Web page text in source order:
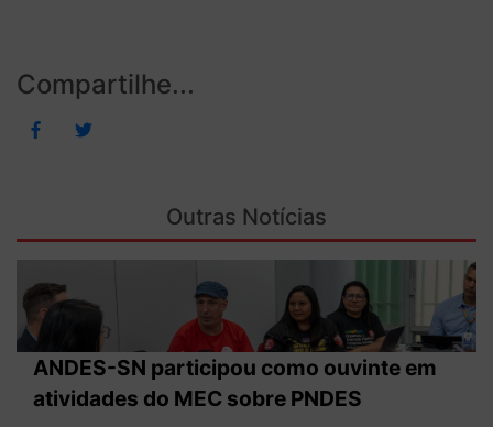
Compartilhe...
Outras Notícias
ANDES-SN participou como ouvinte em
atividades do MEC sobre PNDES